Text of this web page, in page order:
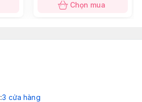
Chọn mua
:3 cửa hàng